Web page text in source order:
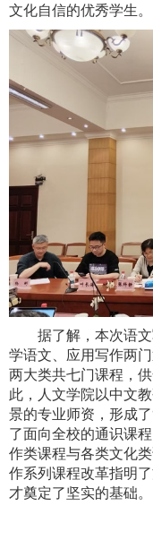
文化自信的优秀学生。
据了解，本次语
学语文、应用写作两
两大类共七门课程，
此，人文学院以中文
景的专业师资，形成了
了面向全校的通识课
作类课程与各类文化类
作系列课程改革指明
才奠定了坚实的基础。